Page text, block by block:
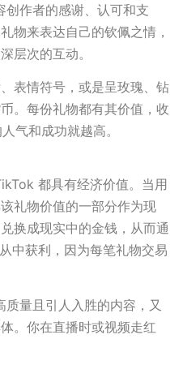
作者的感谢、认可和支
物来表达自己的钦佩之情，
层次的互动。
表情符号，或是呈玫瑰、钻
。每份礼物都有其价值，收
气和成功就越高。
都具有经济价值。当用
礼物价值的一部分作为现
换成现实中的金钱，从而通
中获利，因为每笔礼物交易
量且引人入胜的内容，又
。你在直播时或视频走红